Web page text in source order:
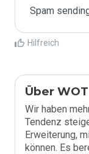
Spam
Hilfreich
Über WOT
Wir haben
Tendenz
Erweiterung,
können. Es